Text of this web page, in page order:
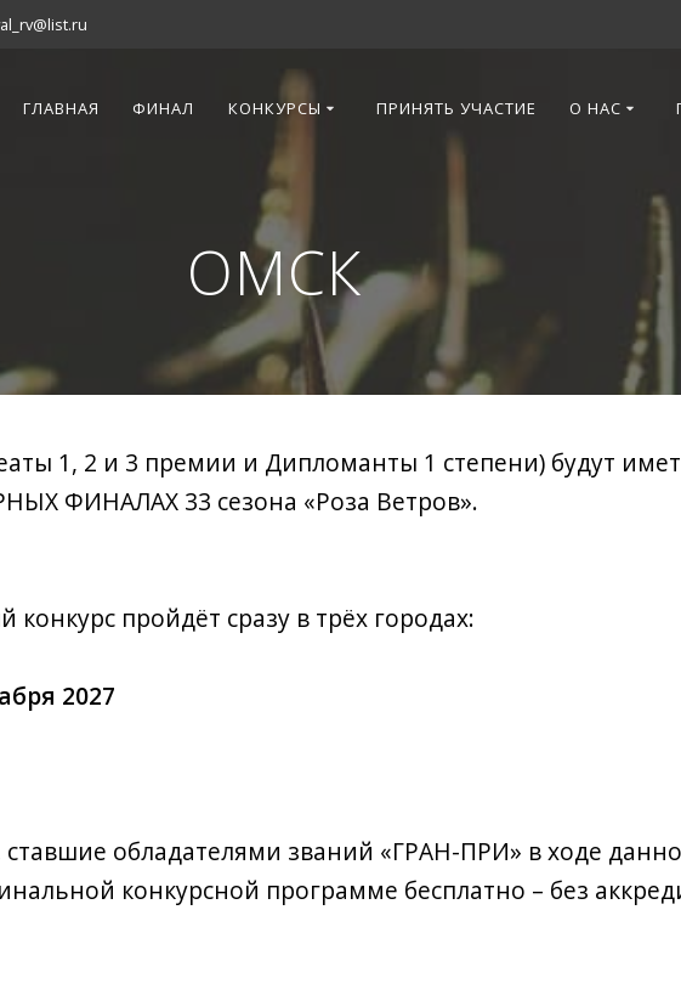
ГЛАВНАЯ ФИНАЛ КОНКУРСЫ ПРИНЯТЬ УЧАСТИЕ О НАС
ОМСК
1, 2 и 3 премии и Дипломанты 1 степени) будут
ФИНАЛАХ 33 сезона «Роза Ветров».
пройдёт сразу в трёх городах:
2027
обладателями званий «ГРАН-ПРИ» в ходе
конкурсной программе бесплатно – без